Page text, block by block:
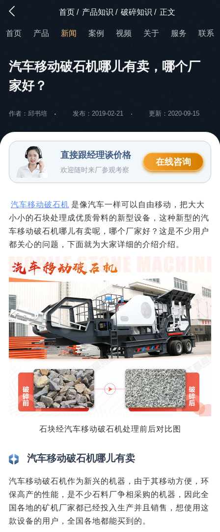
首页 / 产品知识 / 破碎知识 / 正文
首页 产品 新闻 案例 视频 关于 服务 联系
汽车移动破石机哪儿有卖，哪个厂
家好？
作者：邱书培 发布：2019-02-21 更新：2020-09-15
直接跟经理谈价格
欢迎随时来厂参观考察
在线咨询
汽车移动破石机 是像汽车一样可以自由移动，把大大
小小的石块处理成优质骨料的新型设备，这种新型的汽
车移动破石机哪儿有卖呢，哪个厂家好？这是不少用户
都关心的问题，下面就为大家详细的介绍介绍。
石块经汽车移动破石机处理前后对比图
汽车移动破石机哪儿有卖
汽车移动破石机作为新兴的机器，由于其移动方便，环
保高产的性能，是不少石料厂争相采购的机器，因此全
国各地的矿机厂家都已经投入生产并且销售，想使用这
款设备的用户，全国各地都能买到的。